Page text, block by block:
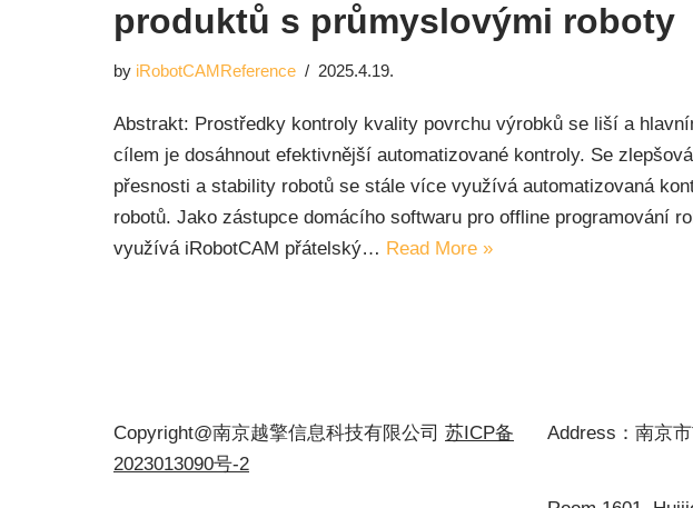
produktů s průmyslovými roboty
by iRobotCAMReference 2025.4.19.
Abstrakt: Prostředky kontroly kvality povrchu výrobků se liší a
cílem je dosáhnout efektivnější automatizované kontroly. Se
přesnosti a stability robotů se stále více využívá automatizovaná
robotů. Jako zástupce domácího softwaru pro offline programování
využívá iRobotCAM přátelský… Read More »
Copyright@南京越擎信息科技有限公司 苏ICP备
2023013090号-2
Address：南京